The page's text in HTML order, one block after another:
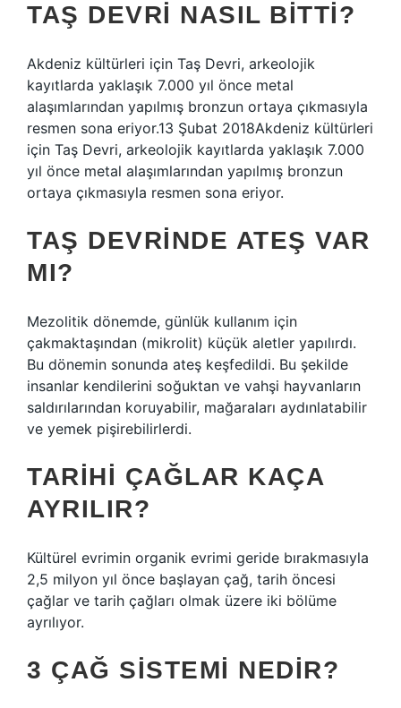
TAŞ DEVRI NASIL BITTI?
Akdeniz kültürleri için Taş Devri, arkeolojik
kayıtlarda yaklaşık 7.000 yıl önce metal
alaşımlarından yapılmış bronzun ortaya çıkmasıyla
resmen sona eriyor.13 Şubat 2018Akdeniz kültürleri
için Taş Devri, arkeolojik kayıtlarda yaklaşık 7.000
yıl önce metal alaşımlarından yapılmış bronzun
ortaya çıkmasıyla resmen sona eriyor.
TAŞ DEVRINDE ATEŞ VAR
MI?
Mezolitik dönemde, günlük kullanım için
çakmaktaşından (mikrolit) küçük aletler yapılırdı.
Bu dönemin sonunda ateş keşfedildi. Bu şekilde
insanlar kendilerini soğuktan ve vahşi hayvanların
saldırılarından koruyabilir, mağaraları aydınlatabilir
ve yemek pişirebilirlerdi.
TARIHI ÇAĞLAR KAÇA
AYRILIR?
Kültürel evrimin organik evrimi geride bırakmasıyla
2,5 milyon yıl önce başlayan çağ, tarih öncesi
çağlar ve tarih çağları olmak üzere iki bölüme
ayrılıyor.
3 ÇAĞ SISTEMI NEDIR?